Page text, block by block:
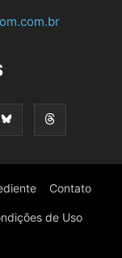
Contato
de Uso